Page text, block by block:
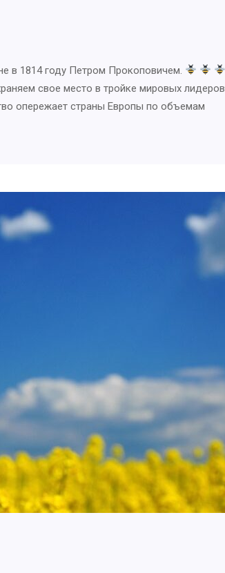
в 1814 году Петром Прокоповичем.
свое место в тройке мировых лидеров
опережает страны Европы по объемам